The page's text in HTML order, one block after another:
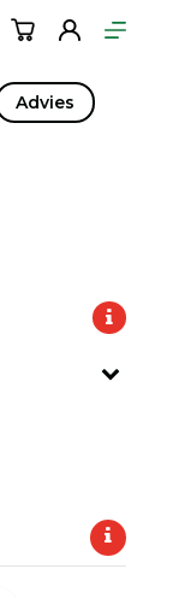
Winkelwagen
Advies